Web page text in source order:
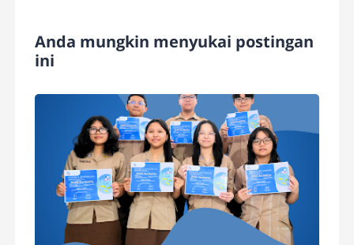
Anda mungkin menyukai postingan
ini